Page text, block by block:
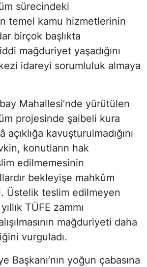
sürecindeki
temel kamu hizmetlerinin
birçok başlıkta
mağduriyet yaşadığını
idareyi sorumluluk almaya
Mahallesi’nde yürütülen
projesinde şaibeli kura
açıklığa kavuşturulmadığını
konutların hak
edilmemesinin
bekleyişe mahkûm
Üstelik teslim edilmeyen
TÜFE zammı
mağduriyeti daha
vurguladı.
Başkanı’nın yoğun çabasına